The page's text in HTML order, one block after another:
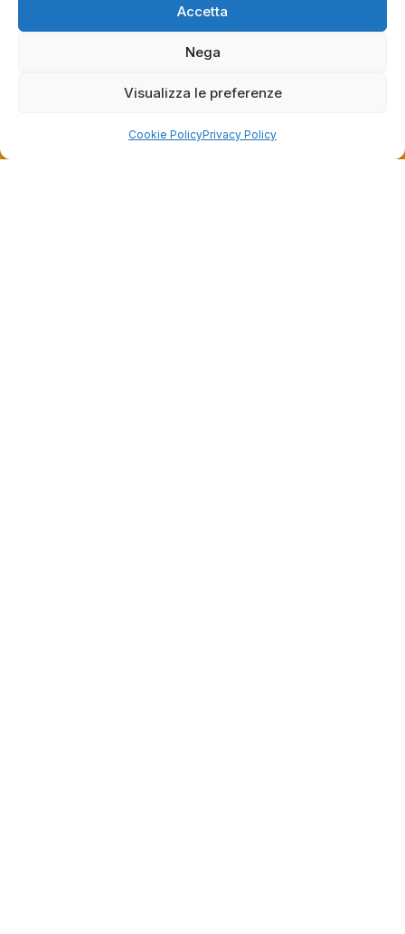
Accetta
Nega
Visualizza le preferenze
Cookie PolicyPrivacy Policy
fornire il servizio giusto a clienti così fantastici.
raccolte e verificate da